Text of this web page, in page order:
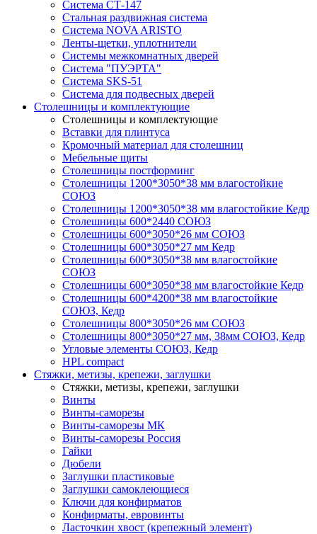
Система СТ-147
Стальная раздвижная система
Система NOVA ARISTO
Ленты-щетки, уплотнители
Системы межкомнатных дверей
Система "ПУЭРТА"
Система SKS-51
Система для подвесных дверей
Столешницы и комплектующие
Столешницы и комплектующие
Вставки для плинтуса
Кромочный материал для столешниц
Мебельные щиты
Столешницы постформинг
Столешницы 1200*3050*38 мм влагостойкие
СОЮЗ
Столешницы 1200*3050*38 мм влагостойкие Кедр
Столешницы 600*2440 СОЮЗ
Столешницы 600*3050*26 мм СОЮЗ
Столешницы 600*3050*27 мм Кедр
Столешницы 600*3050*38 мм влагостойкие
СОЮЗ
Столешницы 600*3050*38 мм влагостойкие Кедр
Столешницы 600*4200*38 мм влагостойкие
СОЮЗ, Кедр
Столешницы 800*3050*26 мм СОЮЗ
Столешницы 800*3050*27 мм, 38мм СОЮЗ, Кедр
Угловые элементы СОЮЗ, Кедр
HPL compact
Стяжки, метизы, крепежи, заглушки
Стяжки, метизы, крепежи, заглушки
Винты
Винты-саморезы
Винты-саморезы МК
Винты-саморезы Россия
Гайки
Дюбели
Заглушки пластиковые
Заглушки самоклеющиеся
Ключи для конфирматов
Конфирматы, евровинты
Ласточкин хвост (крепежный элемент)